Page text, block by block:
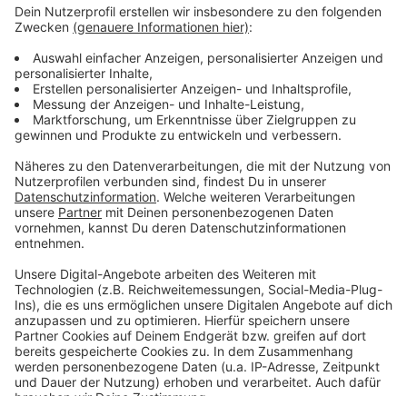
Pieper spricht von deutlichen Belastungen durch die
Coronapandemie und von stark gestiegenen
Energiekosten. Die Gehälter der Beschäftigten
übernimmt für drei Monate die Bundesagentur für
Arbeit. Pieper betreibt rund 140 Filialen, vor allem in
NRW. Der Standortverbund in der Region soll bestehen
bleiben – alle Geschäfte bleiben geöffnet.
Anzeige
Neustart in Eigenverwaltung geplant
Anzeige
Als größte inhabergeführte Parfümeriekette
Deutschlands will Pieper die Eigenverwaltung nutzen,
um Strukturen zu modernisieren und sich strategisch